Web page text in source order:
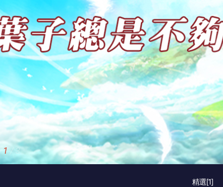
精選[1]
1 / 3